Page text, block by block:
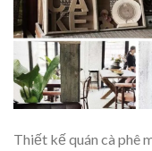
Thiết kế quán cà phê